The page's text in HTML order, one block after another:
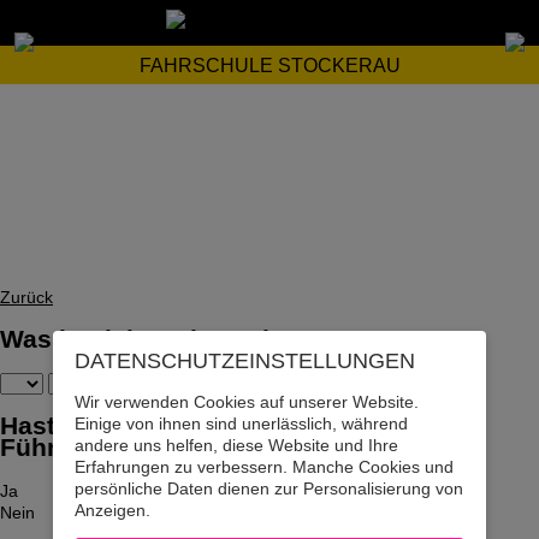
FAHRSCHULE STOCKERAU
Zurück
Was ist dein Geburtsdatum?
Hast du bereits den Motorrad-
Führerschein? (Kein Moped!)
Ja
Nein
DATENSCHUTZ­EINSTELLUNGEN
Wir verwenden Cookies auf unserer Website.
Einige von ihnen sind unerlässlich, während
andere uns helfen, diese Website und Ihre
Erfahrungen zu verbessern. Manche Cookies und
persönliche Daten dienen zur Personalisierung von
Anzeigen.